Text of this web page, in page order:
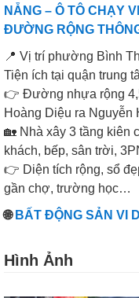
NẴNG – Ô TÔ CHẠY
ĐƯỜNG RỘNG
📍 Vị trí phường Bình
Tiện ích tại quận trung
👉 Đường nhựa rộng
Hoàng Diệu ra
🏡 Nhà xây 3 tầng kiên
khách, bếp, sân trời,
👉 Diện tích rộng, sổ
gần chợ, trường học…
🌐 BẤT ĐỘNG SẢN VI
Hình Ảnh